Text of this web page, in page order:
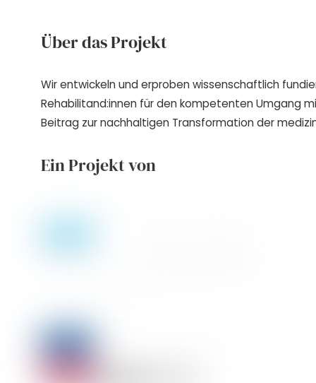
Über das Projekt
Wir entwickeln und erproben wissenschaftlich
Rehabilitand:innen für den kompetenten Umgang
Beitrag zur nachhaltigen Transformation der
Ein Projekt von